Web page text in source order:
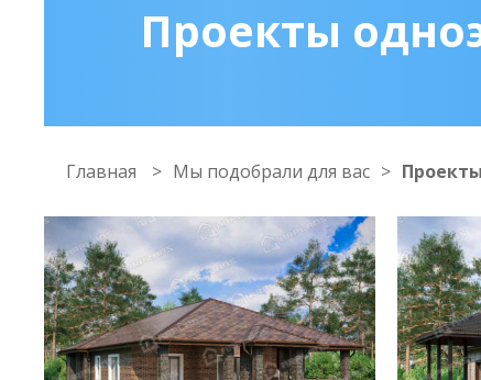
Проекты
Главная Мы подобрали для вас